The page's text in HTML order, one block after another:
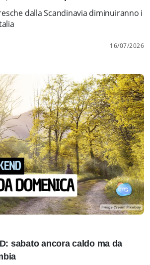
dalla Scandinavia diminuiranno i
16/07/2026
sabato ancora caldo ma da